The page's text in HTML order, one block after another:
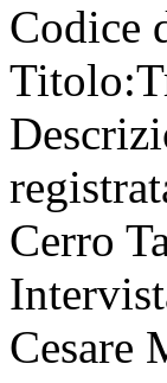
Codice
Titolo:
Cerro
Cesare